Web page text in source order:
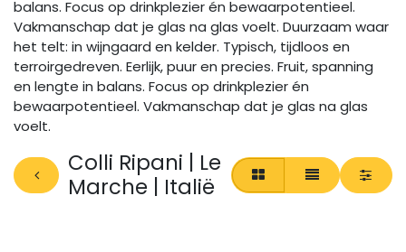
balans. Focus op drinkplezier én bewaarpotentieel.
Vakmanschap dat je glas na glas voelt. Duurzaam waar
het telt: in wijngaard en kelder. Typisch, tijdloos en
terroirgedreven. Eerlijk, puur en precies. Fruit, spanning
en lengte in balans. Focus op drinkplezier én
bewaarpotentieel. Vakmanschap dat je glas na glas
voelt.
Colli Ripani | Le
Marche | Italië